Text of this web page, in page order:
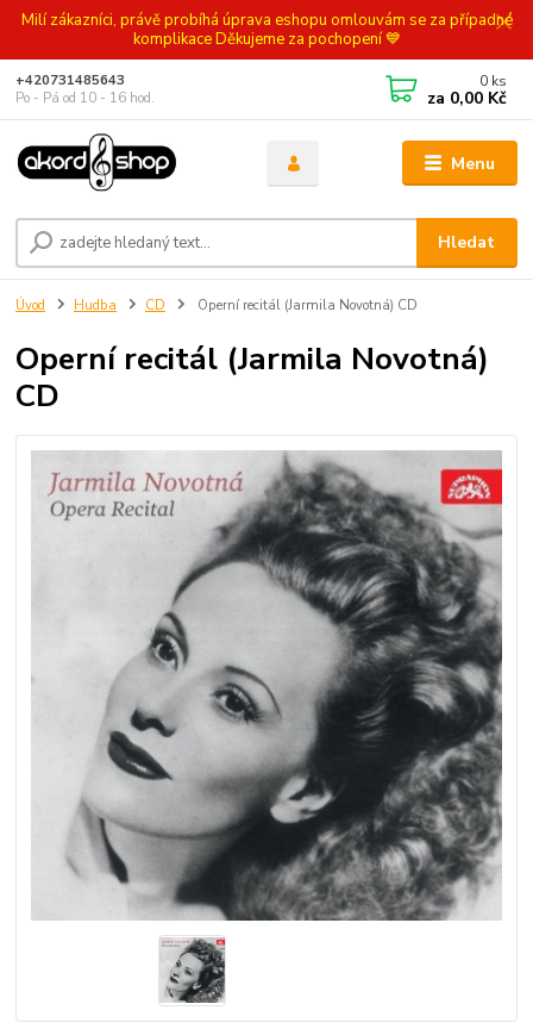
Milí zákazníci, právě probíhá úprava eshopu omlouvám se za případné
komplikace Děkujeme za pochopení 💙
Menu
Hledat
+420731485643
Po - Pá od 10 - 16 hod.
0 ks
za 0,00 Kč
Úvod Hudba CD Operní recitál (Jarmila Novotná) CD
Operní recitál (Jarmila Novotná)
CD